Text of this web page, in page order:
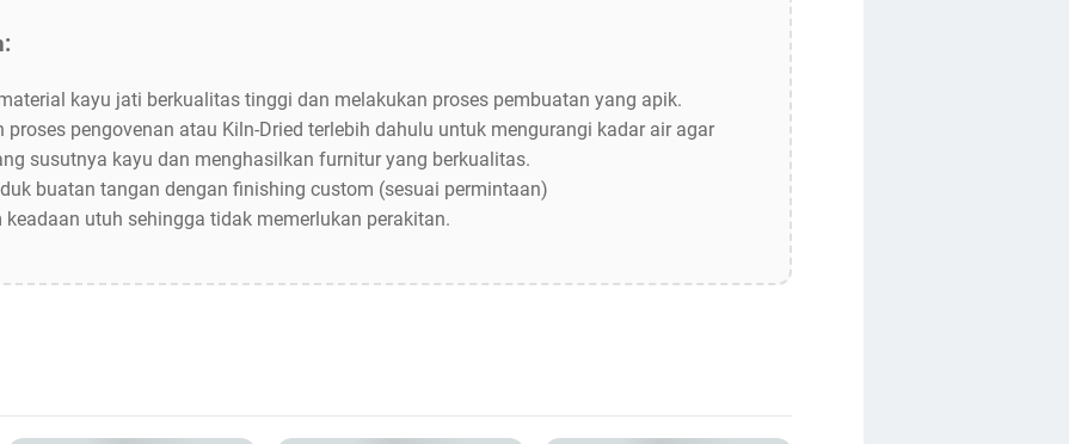
kayu jati berkualitas tinggi dan melakukan proses pembuatan yang apik.
proses pengovenan atau Kiln-Dried terlebih dahulu untuk mengurangi kadar air agar
susutnya kayu dan menghasilkan furnitur yang berkualitas.
buatan tangan dengan finishing custom (sesuai permintaan)
utuh sehingga tidak memerlukan perakitan.